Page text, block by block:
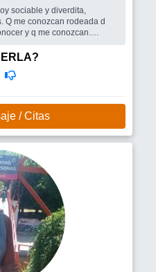
sociable y diverdita,
Q me conozcan rodeada d
y q me conozcan.
con quien considere, me
/ Citas